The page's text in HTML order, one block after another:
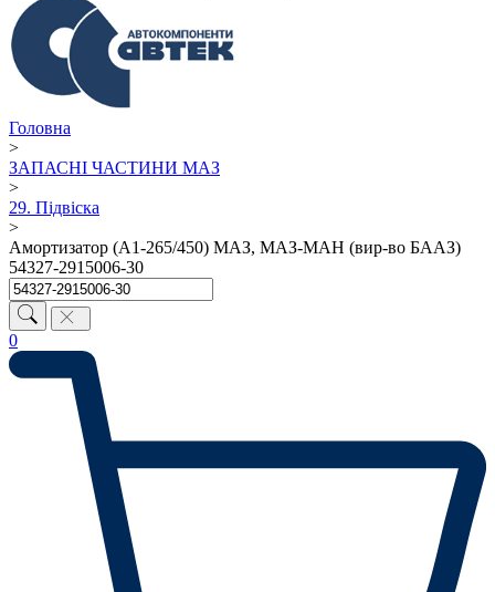
Головна
>
ЗАПАСНІ ЧАСТИНИ МАЗ
>
29. Підвіска
>
Амортизатор (А1-265/450) МАЗ, МАЗ-МАН (вир-во БААЗ)
54327-2915006-30
0